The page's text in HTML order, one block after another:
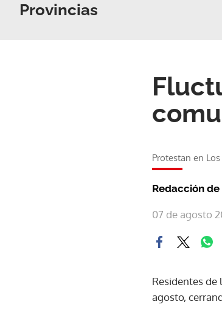
Provincias
Protestan en
Redacción
07 de agosto
Residentes de
agosto,